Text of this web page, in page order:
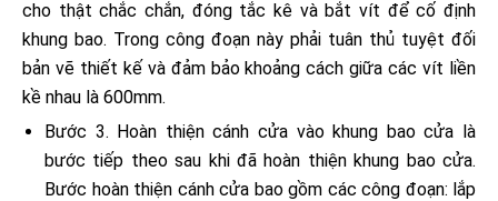
cho thật chắc chắn, đóng tắc kê và bắt vít để cố định
khung bao. Trong công đoạn này phải tuân thủ tuyệt đối
bản vẽ thiết kế và đảm bảo khoảng cách giữa các vít liền
kề nhau là 600mm.
Bước 3. Hoàn thiện cánh cửa vào khung bao cửa là
bước tiếp theo sau khi đã hoàn thiện khung bao cửa.
Bước hoàn thiện cánh cửa bao gồm các công đoạn: lắp